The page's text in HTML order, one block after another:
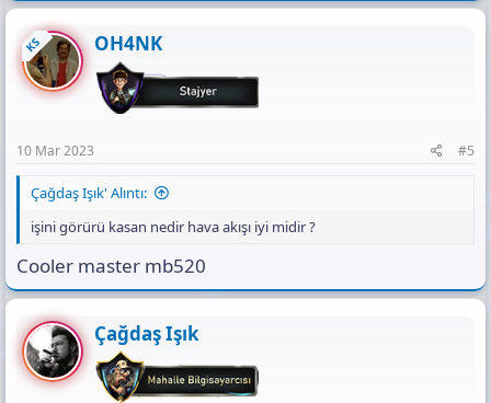
KS OH4NK
10 Mar 2023 #5
Çağdaş Işık' Alıntı:
işini görürü kasan nedir hava akışı iyi midir ?
Cooler master mb520
Çağdaş Işık